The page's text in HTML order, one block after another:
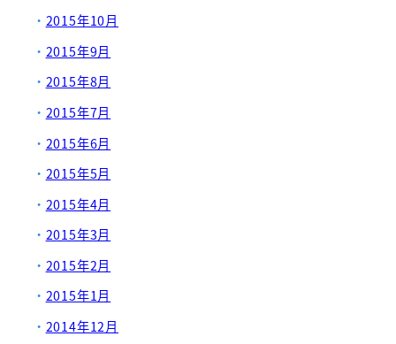
2015年10月
2015年9月
2015年8月
2015年7月
2015年6月
2015年5月
2015年4月
2015年3月
2015年2月
2015年1月
2014年12月